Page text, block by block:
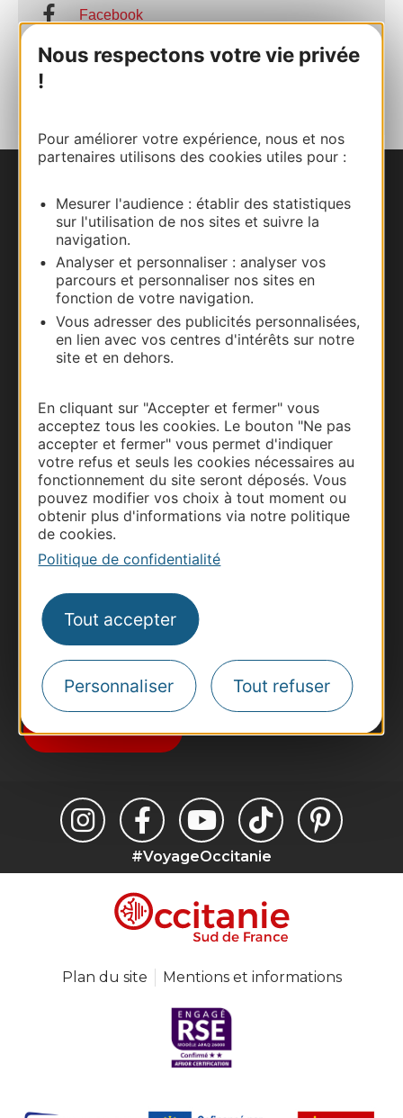
Nous respectons votre vie privée
!
Pour améliorer votre expérience, nous et nos
partenaires utilisons des cookies utiles pour :
Mesurer l'audience : établir des statistiques
sur l'utilisation de nos sites et suivre la
navigation.
Analyser et personnaliser : analyser vos
parcours et personnaliser nos sites en
fonction de votre navigation.
Vous adresser des publicités personnalisées,
en lien avec vos centres d'intérêts sur notre
site et en dehors.
En cliquant sur "Accepter et fermer" vous
acceptez tous les cookies. Le bouton "Ne pas
accepter et fermer" vous permet d'indiquer
votre refus et seuls les cookies nécessaires au
fonctionnement du site seront déposés. Vous
pouvez modifier vos choix à tout moment ou
obtenir plus d'informations via notre politique
de cookies.
Politique de confidentialité
Tout accepter
Personnaliser Tout refuser
Facebook
AJOUTER
Nous contacter
Carte interactive
Documentation
Thermalisme
Business/Mice
Pros d'Occitanie
Voyagistes
Destination Sport
Inscrivez-vous à la lettre d'information
Destination Occitanie pour recevoir des
suggestions de séjours, de visites et de sorties.
Je m'abonne
#VoyageOccitanie
Plan du site Mentions et informations